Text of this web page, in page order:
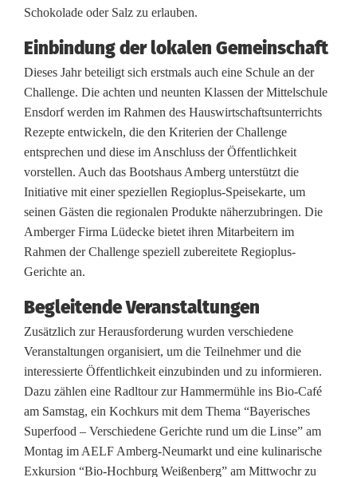
a
l
e
K
o
s
t
i
m
o
k
u
s
d
Schokolade oder Salz zu erlauben.
Einbindung der lokalen Gemeinschaft
Dieses Jahr beteiligt sich erstmals auch eine Schule an der
Challenge. Die achten und neunten Klassen der Mittelschule
Ensdorf werden im Rahmen des Hauswirtschaftsunterrichts
Rezepte entwickeln, die den Kriterien der Challenge
entsprechen und diese im Anschluss der Öffentlichkeit
vorstellen. Auch das Bootshaus Amberg unterstützt die
Initiative mit einer speziellen Regioplus-Speisekarte, um
seinen Gästen die regionalen Produkte näherzubringen. Die
Amberger Firma Lüdecke bietet ihren Mitarbeitern im
Rahmen der Challenge speziell zubereitete Regioplus-
Gerichte an.
Begleitende Veranstaltungen
Zusätzlich zur Herausforderung wurden verschiedene
Veranstaltungen organisiert, um die Teilnehmer und die
interessierte Öffentlichkeit einzubinden und zu informieren.
Dazu zählen eine Radltour zur Hammermühle ins Bio-Café
am Samstag, ein Kochkurs mit dem Thema “Bayerisches
Superfood – Verschiedene Gerichte rund um die Linse” am
Montag im AELF Amberg-Neumarkt und eine kulinarische
Exkursion “Bio-Hochburg Weißenberg” am Mittwochr zu